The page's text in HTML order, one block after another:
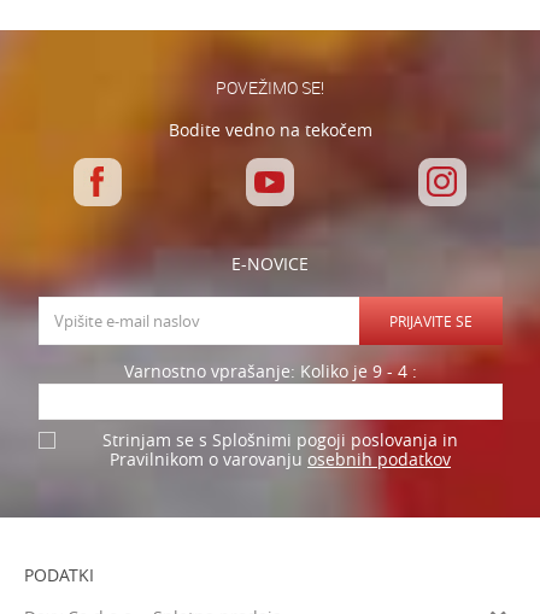
POVEŽIMO SE!
Bodite vedno na tekočem
E-NOVICE
PRIJAVITE SE
Varnostno vprašanje: Koliko je 9 - 4 :
Strinjam se s Splošnimi pogoji poslovanja in
Pravilnikom o varovanju osebnih podatkov
PODATKI